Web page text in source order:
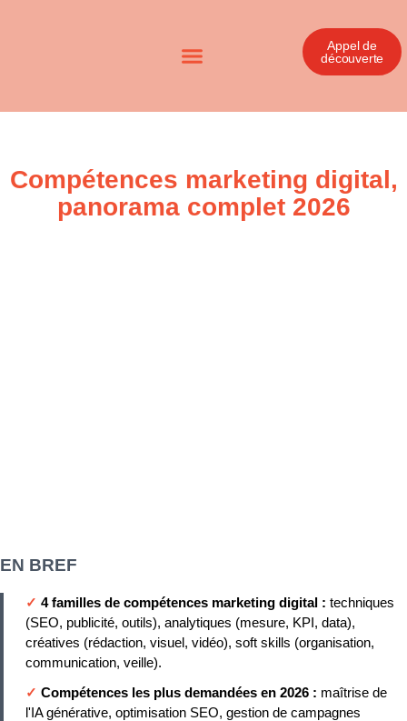
Appel de
découverte
Compétences marketing digital,
panorama complet 2026
EN BREF
✓ 4 familles de compétences marketing digital : techniques
(SEO, publicité, outils), analytiques (mesure, KPI, data),
créatives (rédaction, visuel, vidéo), soft skills (organisation,
communication, veille).
✓ Compétences les plus demandées en 2026 : maîtrise de
l'IA générative, optimisation SEO, gestion de campagnes